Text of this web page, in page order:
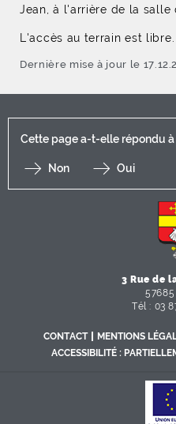
Jean, à l'arrière de la salle
L'accès au terrain est libre.
Dernière mise à jour le
Cette page a-t-elle répondu à
Non Oui
3 Rue de
Tél : 03
CONTACT MENTIONS
ACCESSIBILITÉ :